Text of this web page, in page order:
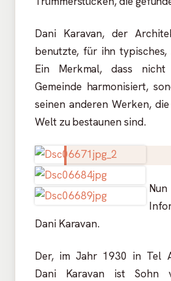
Dani Karavan, der
benutzte, für ihn typisches,
Ein Merkmal, dass
Gemeinde harmonisiert,
seinen anderen Werken,
Welt zu bestaunen sind.
Dani Karavan.
Der, im Jahr 1930 in Tel
Dani Karavan ist Sohn